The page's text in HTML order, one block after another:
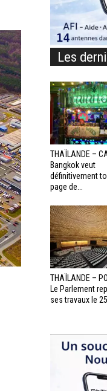
Les
THAÏLANDE –
Bangkok veut
définitivement
page de...
THAÏLANDE –
Le Parlement
ses travaux le